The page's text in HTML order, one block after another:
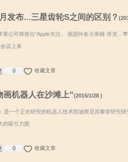
发布...三星齿轮S之间的区别？
果公司将推出“Apple关注。 据国外各大蒂姆·库克
议上来
0 收藏文章
画机器人在沙滩上”(2015/1/28 )
是一个正在研究的机器人技术部迪斯尼苏黎世研究
的吸引力图
0 收藏文章